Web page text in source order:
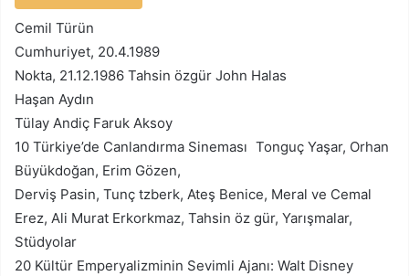
Cemil Türün
Cumhuriyet, 20.4.1989
Nokta, 21.12.1986 Tahsin özgür John Halas
Haşan Aydın
Tülay Andiç Faruk Aksoy
10 Türkiye’de Canlandırma Sineması Tonguç Yaşar, Orhan
Büyükdoğan, Erim Gözen,
Derviş Pasin, Tunç tzberk, Ateş Benice, Meral ve Cemal
Erez, Ali Murat Erkorkmaz, Tahsin öz­ gür, Yarışmalar,
Stüdyolar
20 Kültür Emperyalizminin Sevimli Ajanı: Walt Disney